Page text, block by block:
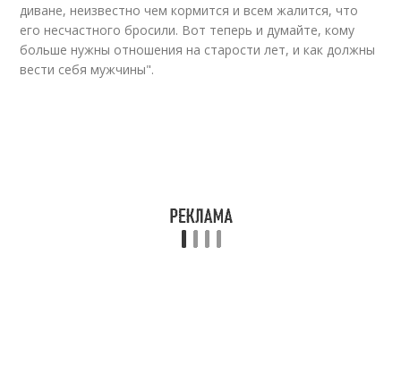
диване, неизвестно чем кормится и всем жалится, что
его несчастного бросили. Вот теперь и думайте, кому
больше нужны отношения на старости лет, и как должны
вести себя мужчины".